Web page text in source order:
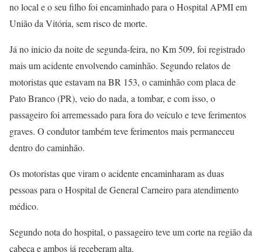
no local e o seu filho foi encaminhado para o Hospital APMI em
União da Vitória, sem risco de morte.
Já no inicio da noite de segunda-feira, no Km 509, foi registrado
mais um acidente envolvendo caminhão. Segundo relatos de
motoristas que estavam na BR 153, o caminhão com placa de
Pato Branco (PR), veio do nada, a tombar, e com isso, o
passageiro foi arremessado para fora do veículo e teve ferimentos
graves. O condutor também teve ferimentos mais permaneceu
dentro do caminhão.
Os motoristas que viram o acidente encaminharam as duas
pessoas para o Hospital de General Carneiro para atendimento
médico.
Segundo nota do hospital, o passageiro teve um corte na região da
cabeça e ambos já receberam alta.